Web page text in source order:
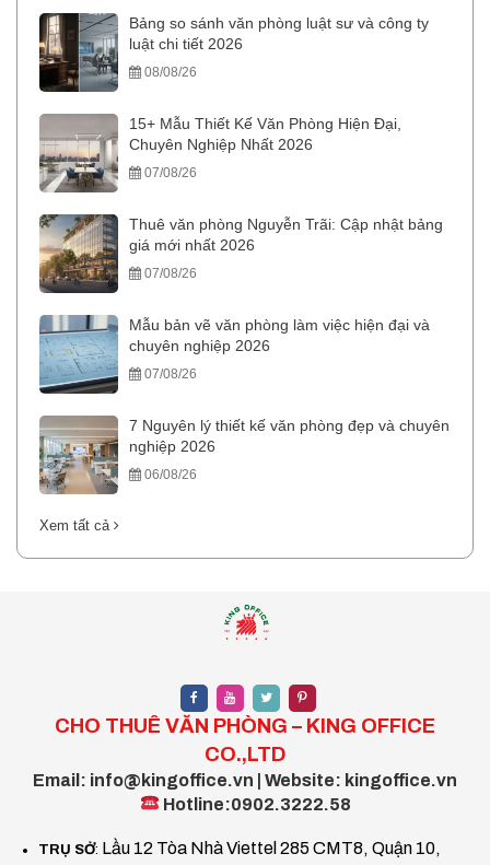
Bảng so sánh văn phòng luật sư và công ty
luật chi tiết 2026
08/08/26
15+ Mẫu Thiết Kế Văn Phòng Hiện Đại,
Chuyên Nghiệp Nhất 2026
07/08/26
Thuê văn phòng Nguyễn Trãi: Cập nhật bảng
giá mới nhất 2026
07/08/26
Mẫu bản vẽ văn phòng làm việc hiện đại và
chuyên nghiệp 2026
07/08/26
7 Nguyên lý thiết kế văn phòng đẹp và chuyên
nghiệp 2026
06/08/26
Xem tất cả
CHO THUÊ VĂN PHÒNG – KING OFFICE
CO.,LTD
Email: info@kingoffice.vn | Website: kingoffice.vn
Hotline:0902.3222.58
TRỤ SỞ: Lầu 12 Tòa Nhà Viettel 285 CMT8, Quận 10,